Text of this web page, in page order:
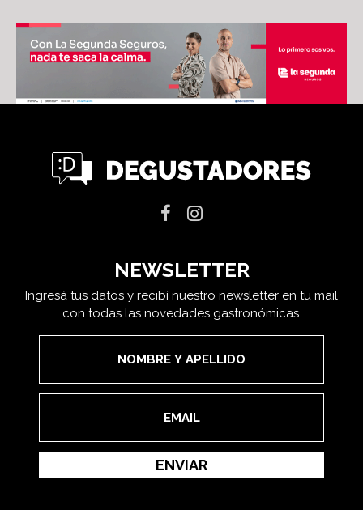
NEWSLETTER
Ingresá tus datos y recibí nuestro newsletter en tu mail
con todas las novedades gastronómicas.
ENVIAR